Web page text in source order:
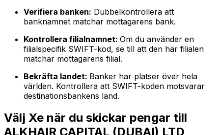
Verifiera banken: Dubbelkontrollera att
banknamnet matchar mottagarens bank.
Kontrollera filialnamnet: Om du använder en
filialspecifik SWIFT-kod, se till att den här filialen
matchar mottagarens filial.
Bekräfta landet: Banker har platser över hela
världen. Kontrollera att SWIFT-koden motsvarar
destinationsbankens land.
Välj Xe när du skickar pengar till
ALKHAIR CAPITAL (DUBAI) LTD